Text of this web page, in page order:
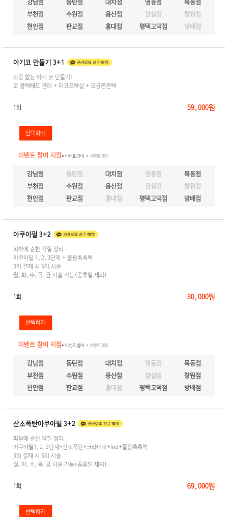
강남점 동탄점 대치점 명동점
목동점
부천점
수원점 용산점 잠실점
창원점
천안점
판교점 홍대점 평택고덕점 방배점
아기코 만들기 3+1
모공 없는 아기 코 만들기!
코 블랙헤드 관리 + 피코프락셀 + 모공쫀쫀팩
1회 59,000원
이벤트 참여 지점● 이벤트 참여 ● 이벤트 제외
강남점 동탄점 대치점 명동점
목동점
부천점
수원점 용산점 잠실점
창원점
천안점
판교점 홍대점 평택고덕점 방배점
아쿠아필 3+2
피부에 순한 각질 정리
아쿠아필 1,2,3단계 + 물광촉촉팩
3회 결제 시 5회 시술
월,화,수,목,금 시술 가능(공휴일 제외)
1회 30,000원
이벤트 참여 지점● 이벤트 참여 ● 이벤트 제외
강남점 동탄점 대치점 명동점
목동점
부천점
수원점 용산점 잠실점
창원점
천안점
판교점 홍대점 평택고덕점 방배점
산소폭탄아쿠아필 3+2
피부에 순한 각질 정리
아쿠아필1,2,3단계+산소폭탄+크라이오+led+물광촉촉팩
3회 결제 시 5회 시술
월,화,수,목,금 시술 가능(공휴일 제외)
1회 69,000원